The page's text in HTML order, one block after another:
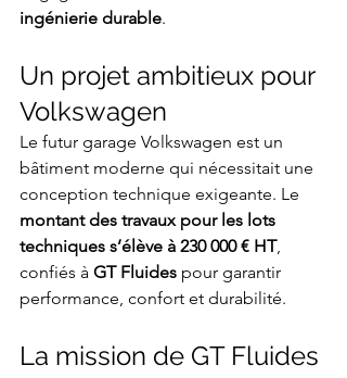
ingénierie durable.
Un projet ambitieux pour
Volkswagen
Le futur garage Volkswagen est un
bâtiment moderne qui nécessitait une
conception technique exigeante. Le
montant des travaux pour les lots
techniques s’élève à 230 000 € HT,
confiés à GT Fluides pour garantir
performance, confort et durabilité.
La mission de GT Fluides